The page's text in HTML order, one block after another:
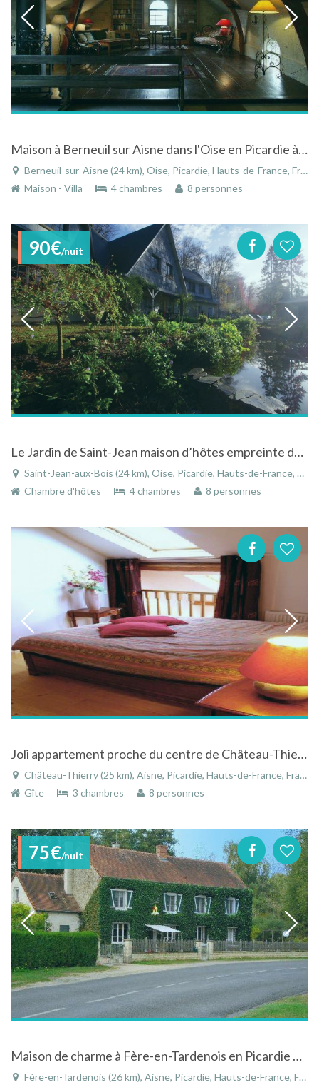
Maison à Berneuil sur Aisne dans l'Oise en Picardie à l'orée des forêts de Picardie
Berneuil-sur-Aisne (24 km), Oise, Picardie, Hauts-de-France, France
Maison - Villa
4 chambres 8 personnes
90€/nuit
Le Jardin de Saint-Jean maison d’hôtes empreinte de charme à Saint-Jean-aux-Bois
Saint-Jean-aux-Bois (24 km), Oise, Picardie, Hauts-de-France, France
Chambre d'hôtes
4 chambres 8 personnes
Joli appartement proche du centre de Château-Thierry nombreuses visites et balades
Château-Thierry (25 km), Aisne, Picardie, Hauts-de-France, France
Gîte
3 chambres 8 personnes
75€/nuit
Maison de charme à Fère-en-Tardenois en Picardie près de la Champagne avec piscine chauffée
Fère-en-Tardenois (26 km), Aisne, Picardie, Hauts-de-France, France